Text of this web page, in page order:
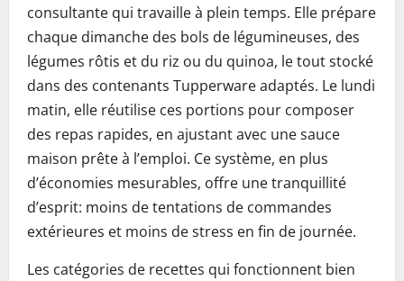
consultante qui travaille à plein temps. Elle prépare
chaque dimanche des bols de légumineuses, des
légumes rôtis et du riz ou du quinoa, le tout stocké
dans des contenants Tupperware adaptés. Le lundi
matin, elle réutilise ces portions pour composer
des repas rapides, en ajustant avec une sauce
maison prête à l’emploi. Ce système, en plus
d’économies mesurables, offre une tranquillité
d’esprit: moins de tentations de commandes
extérieures et moins de stress en fin de journée.
Les catégories de recettes qui fonctionnent bien